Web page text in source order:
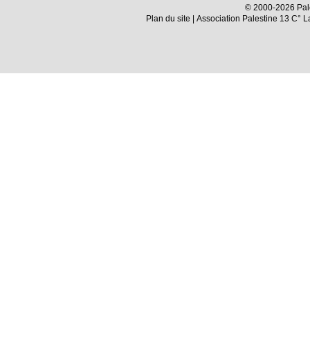
© 2000-2026
Plan du site | Association Palestine 13 C°